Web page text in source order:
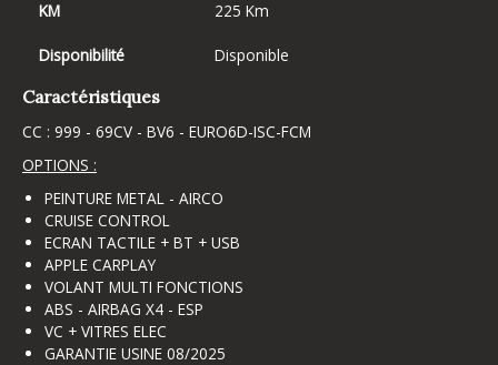
KM
225 Km
Disponibilité Disponible
Caractéristiques
CC : 999 - 69CV - BV6 - EURO6D-ISC-FCM
OPTIONS :
PEINTURE METAL - AIRCO
CRUISE CONTROL
ECRAN TACTILE + BT + USB
APPLE CARPLAY
VOLANT MULTI FONCTIONS
ABS - AIRBAG X4 - ESP
VC + VITRES ELEC
GARANTIE USINE 08/2025